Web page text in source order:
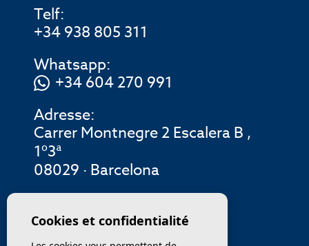
Telf:
+34 938 805 311
Whatsapp:
+34 604 270 991
Adresse:
Carrer Montnegre 2 Escalera B ,
1º3ª
08029 · Barcelona
MENU
Cookies et confidentialité